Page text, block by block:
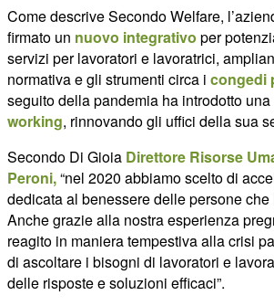
Come descrive Secondo Welfare,
firmato un nuovo integrativo per
servizi per lavoratori e lavoratrici,
normativa e gli strumenti circa i congedi
seguito della pandemia ha introdotto
working, rinnovando gli uffici della sua
Secondo Di Gioia Direttore Risorse
Peroni,“nel 2020 abbiamo scelto di
dedicata al benessere delle persone
Anche grazie alla nostra esperienza
reagito in maniera tempestiva alla crisi
di ascoltare i bisogni di lavoratori e
delle risposte e soluzioni efficaci”.